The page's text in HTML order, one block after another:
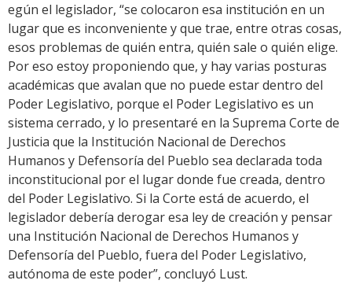
egún el legislador, “se colocaron esa institución en un
lugar que es inconveniente y que trae, entre otras cosas,
esos problemas de quién entra, quién sale o quién elige.
Por eso estoy proponiendo que, y hay varias posturas
académicas que avalan que no puede estar dentro del
Poder Legislativo, porque el Poder Legislativo es un
sistema cerrado, y lo presentaré en la Suprema Corte de
Justicia que la Institución Nacional de Derechos
Humanos y Defensoría del Pueblo sea declarada toda
inconstitucional por el lugar donde fue creada, dentro
del Poder Legislativo. Si la Corte está de acuerdo, el
legislador debería derogar esa ley de creación y pensar
una Institución Nacional de Derechos Humanos y
Defensoría del Pueblo, fuera del Poder Legislativo,
autónoma de este poder”, concluyó Lust.